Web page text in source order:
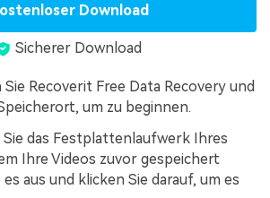
Download
Sicherer Download
Recoverit Free Data Recovery und
um zu beginnen.
Sie das Festplattenlaufwerk Ihres
Ihre Videos zuvor gespeichert
aus und klicken Sie darauf, um es